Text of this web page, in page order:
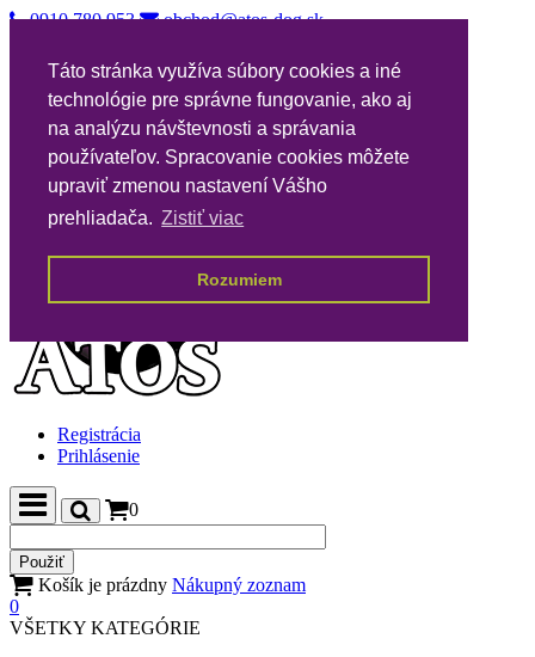
Táto stránka využíva súbory cookies a iné
technológie pre správne fungovanie, ako aj
na analýzu návštevnosti a správania
používateľov. Spracovanie cookies môžete
upraviť zmenou nastavení Vášho
prehliadača. Zistiť viac
Rozumiem
0910 780 953
obchod@atos-dog.sk
Vernostný katalóg
Nákupné podmienky
Všeobecné podmienky VPA
Poštovné
Kontakty
Registrácia
Prihlásenie
0
Košík je prázdny Nákupný zoznam
0
VŠETKY KATEGÓRIE